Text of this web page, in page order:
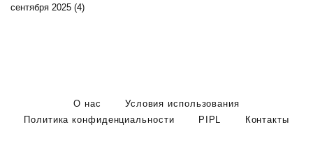
сентября 2025 (4)
О нас
Условия использования
Политика конфиденциальности
PIPL Контакты